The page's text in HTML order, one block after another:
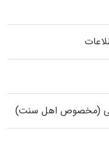
(مخصوص اهل سنت)